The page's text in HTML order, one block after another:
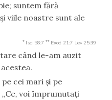
suntem fără
viile noastre sunt ale
* Isa 58:7 ** Exod 21:7 Lev 25:39
când le-am auzit
cei mari şi pe
voi împrumutaţi